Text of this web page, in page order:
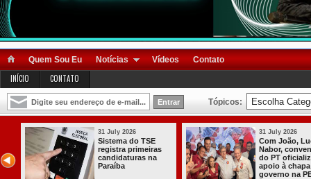
Quem Sou Eu Notícias Vídeos Contato
INÍCIO CONTATO
Tópicos:
31 July 2026
Sistema do TSE
registra primeiras
candidaturas na
Paraíba
31 July 2026
Com João,
Nabor,
do PT
apoio à
governo na